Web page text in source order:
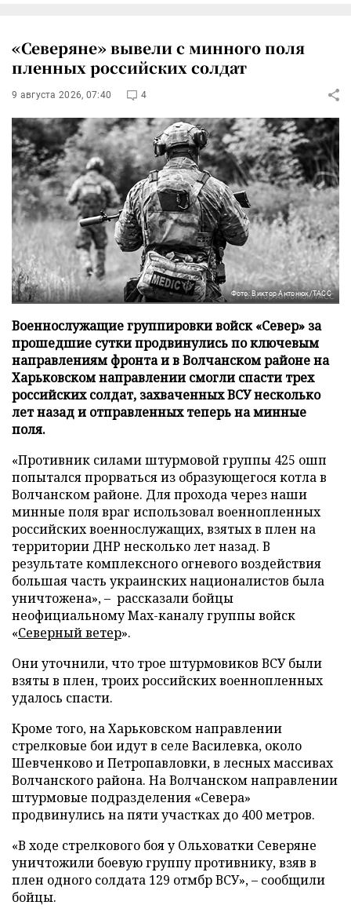
«Северяне» вывели с минного поля
пленных российских солдат
9 августа 2026, 07:40 4
Фото: Виктор Антонюк/ТАСС
Военнослужащие группировки войск «Север» за
прошедшие сутки продвинулись по ключевым
направлениям фронта и в Волчанском районе на
Харьковском направлении смогли спасти трех
российских солдат, захваченных ВСУ несколько
лет назад и отправленных теперь на минные
поля.
«Противник силами штурмовой группы 425 ошп
попытался прорваться из образующегося котла в
Волчанском районе. Для прохода через наши
минные поля враг использовал военнопленных
российских военнослужащих, взятых в плен на
территории ДНР несколько лет назад. В
результате комплексного огневого воздействия
большая часть украинских националистов была
уничтожена», – рассказали бойцы
неофициальному Max-каналу группы войск
«Северный ветер».
Они уточнили, что трое штурмовиков ВСУ были
взяты в плен, троих российских военнопленных
удалось спасти.
Кроме того, на Харьковском направлении
стрелковые бои идут в селе Василевка, около
Шевченково и Петропавловки, в лесных массивах
Волчанского района. На Волчанском направлении
штурмовые подразделения «Севера»
продвинулись на пяти участках до 400 метров.
«В ходе стрелкового боя у Ольховатки Северяне
уничтожили боевую группу противнику, взяв в
плен одного солдата 129 отмбр ВСУ», – сообщили
бойцы.